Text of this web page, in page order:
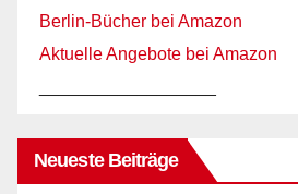
Berlin-Bücher bei Amazon
Aktuelle Angebote bei Amazon
Neueste Beiträge